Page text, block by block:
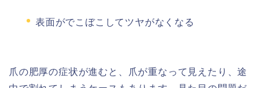
表面がでこぼこしてツヤがなくなる
爪の肥厚の症状が進むと、爪が重なって見えたり、途